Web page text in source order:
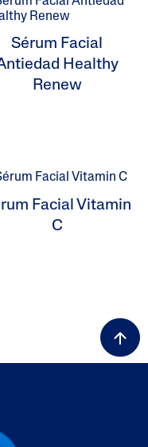
Sérum Facial
Healthy
Renew
Facial Vitamin
C